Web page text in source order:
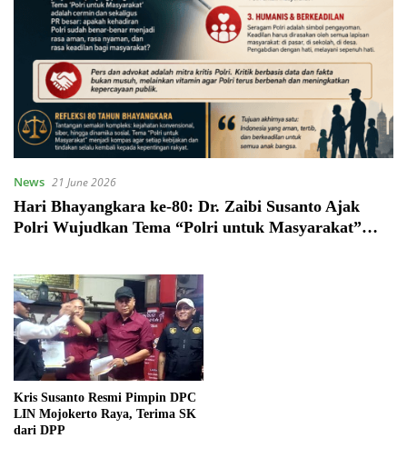
News 21 June 2026
Hari Bhayangkara ke-80: Dr. Zaibi Susanto Ajak
Polri Wujudkan Tema “Polri untuk Masyarakat”
Kris Susanto Resmi Pimpin DPC
LIN Mojokerto Raya, Terima SK
dari DPP